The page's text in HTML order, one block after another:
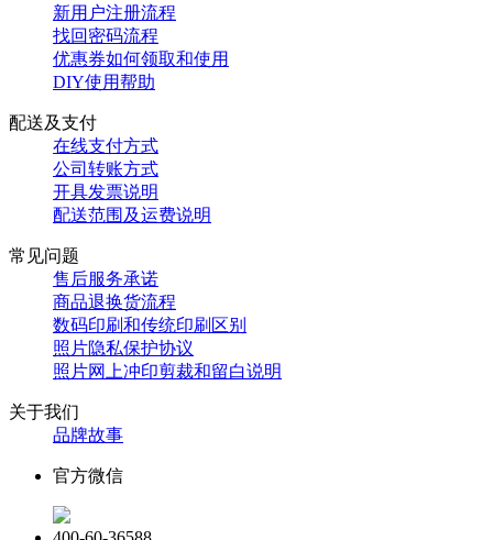
新用户注册流程
找回密码流程
优惠券如何领取和使用
DIY使用帮助
配送及支付
在线支付方式
公司转账方式
开具发票说明
配送范围及运费说明
常见问题
售后服务承诺
商品退换货流程
数码印刷和传统印刷区别
照片隐私保护协议
照片网上冲印剪裁和留白说明
关于我们
品牌故事
官方微信